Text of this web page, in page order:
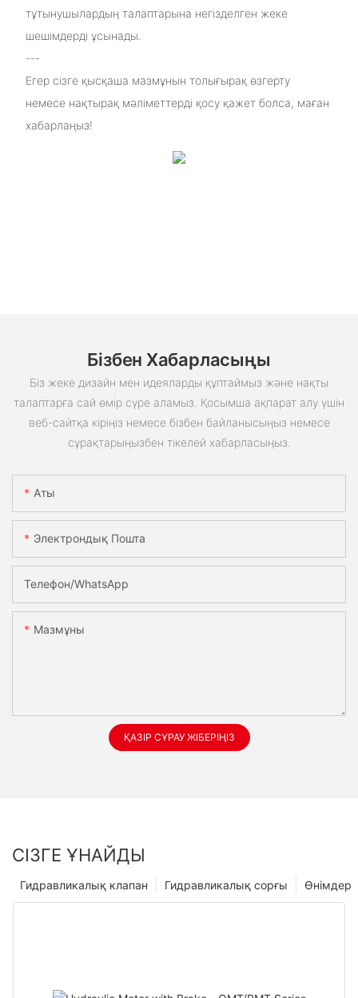
тұтынушылардың талаптарына негізделген жеке
шешімдерді ұсынады.
---
Егер сізге қысқаша мазмұнын толығырақ өзгерту
немесе нақтырақ мәліметтерді қосу қажет болса, маған
хабарлаңыз!
Бізбен Хабарласыңы
Біз жеке дизайн мен идеяларды құптаймыз және нақты
талаптарға сай өмір сүре аламыз. Қосымша ақпарат алу үшін
веб-сайтқа кіріңіз немесе бізбен байланысыңыз немесе
сұрақтарыңызбен тікелей хабарласыңыз.
Аты
Электрондық Пошта
Телефон/whatsApp
Мазмұны
ҚАЗІР СҰРАУ ЖІБЕРІҢІЗ
СІЗГЕ ҰНАЙДЫ
Өнімдер
Гидравликалық сорғы
Гидравликалық клапан